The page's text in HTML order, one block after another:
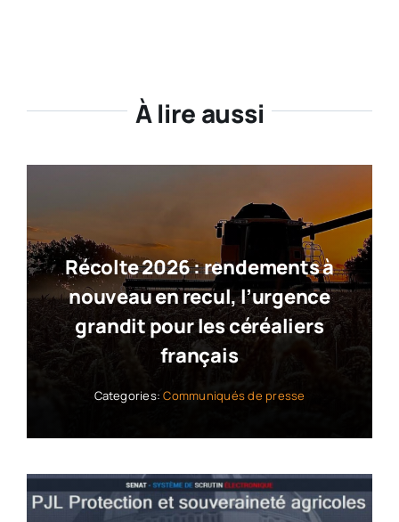
À lire aussi
Récolte 2026 : rendements à
nouveau en recul, l’urgence
grandit pour les céréaliers
français
Categories:Communiqués de presse